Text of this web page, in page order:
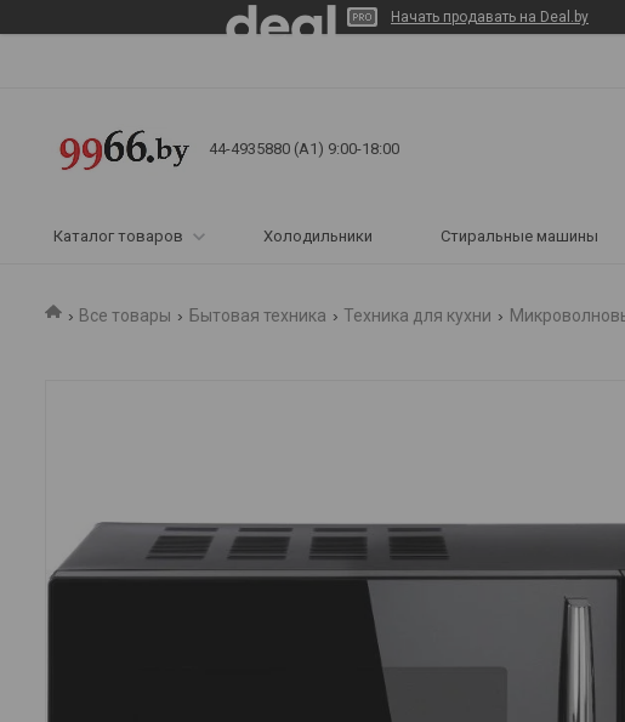
Начать продавать на Deal.by
44-4935880 (A1) 9:00-18:00
Каталог товаров Холодильники Стиральные машины
Все товары Бытовая техника Техника для кухни